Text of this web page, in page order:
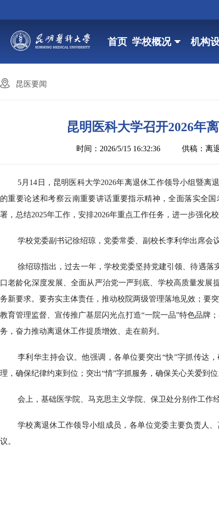
首页 学校概况 机构
昆医要闻
昆明医科大学召开2026年
时间：2026/5/15 16:32:36 供稿：离
5月14日，昆明医科大学2026年离退休工作领导小组暨
的重要论述和考察云南重要讲话重要指示精神，全面落实全
署，总结2025年工作，安排2026年重点工作任务，进一步强化
学校党委副书记徐绍琼，党委常委、副校长李利华出席会
徐绍琼指出，过去一年，学校党委坚持党建引领、待遇
口老龄化深度发展、全面从严治党一严到底、学校高质量发
务新要求。要夯实主体责任，推动校院两级管理落地见效；要
教育管理监督、宣传推广基层闪光点打造“一院一品”特色品牌
务，奋力推动离退休工作提质增效、走在前列。
李利华主持会议。他强调，各单位要突出“快”字抓传达
理，确保纪律约束到位；突出“情”字抓服务，确保关心关爱到
会上，基础医学院、马克思主义学院、保卫处分别作工作
学校离退休工作领导小组成员，各单位党委主要负责人
议。